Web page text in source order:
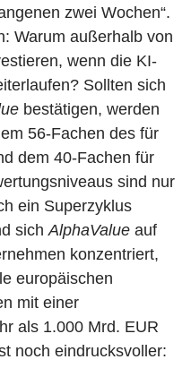
zwei Wochen“.
Warum außerhalb von
wenn die KI-
Sollten sich
bestätigen, werden
56-Fachen des für
dem 40-Fachen für
sind nur
ein Superzyklus
sich AlphaValue auf
konzentriert,
europäischen
mit einer
als 1.000 Mrd. EUR
noch eindrucksvoller: